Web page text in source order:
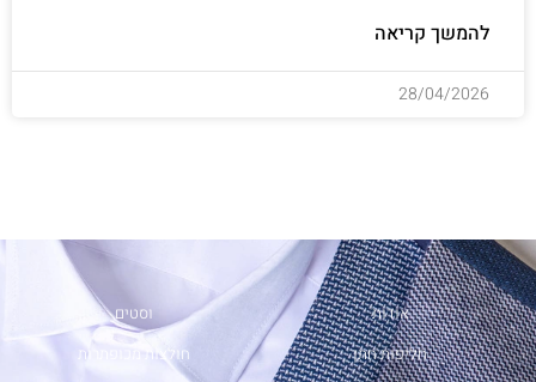
להמשך קריאה
28/04/2026
אודות
חליפות חתן
וסטים
חולצות מכופתרות